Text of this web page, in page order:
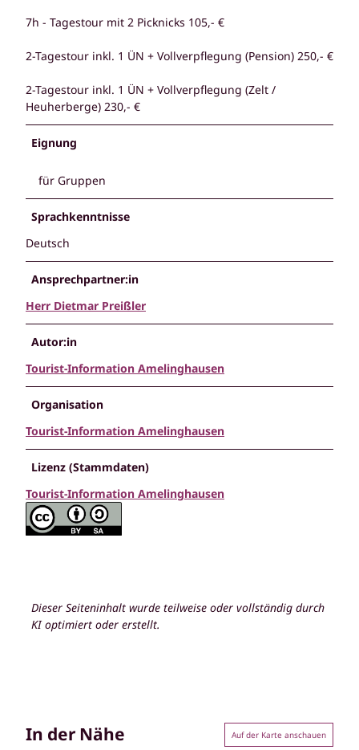
7h - Tagestour mit 2 Picknicks 105,- €
2-Tagestour inkl. 1 ÜN + Vollverpflegung (Pension) 250,- €
2-Tagestour inkl. 1 ÜN + Vollverpflegung (Zelt /
Heuherberge) 230,- €
Eignung
für Gruppen
Sprachkenntnisse
Deutsch
Ansprechpartner:in
Herr Dietmar Preißler
Autor:in
Tourist-Information Amelinghausen
Organisation
Tourist-Information Amelinghausen
Lizenz (Stammdaten)
Tourist-Information Amelinghausen
Dieser Seiteninhalt wurde teilweise oder vollständig durch
KI optimiert oder erstellt.
In der Nähe Auf der Karte anschauen